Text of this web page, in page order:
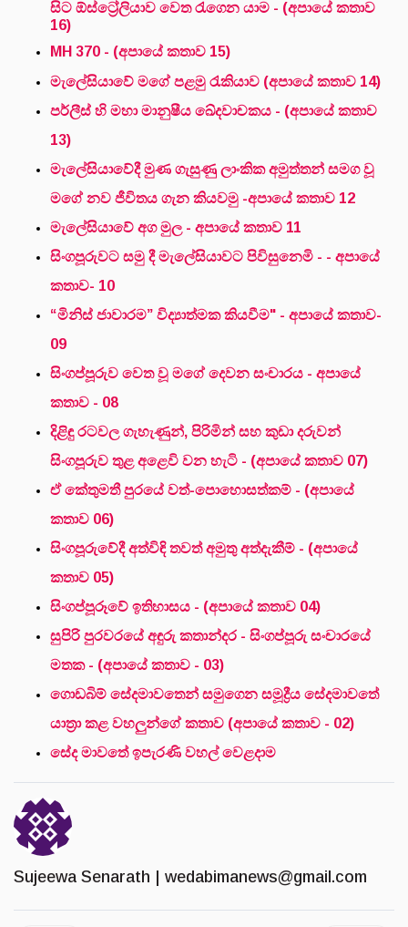
සිට ඕස්ට්‍රේලියාව වෙත රැගෙන යාම - (අපායේ කතාව
16)
MH 370 - (අපායේ කතාව 15)
මැලේසියාවේ මගේ පළමු රැකියාව (අපායේ කතාව 14)
පර්ලීස් හි මහා මානුෂීය ඛේදවාචකය - (අපායේ කතාව
13)
මැලේසියාවේදී මුණ ගැසුණු ලාංකික අමුත්තන් සමග වූ
මගේ නව ජීවිතය ගැන කියවමු -අපායේ කතාව 12
මැලේසියාවේ අග මුල - අපායේ කතාව 11
සිංගපූරුවට සමු දී මැලේසියාවට පිවිසුනෙමි - - අපායේ
කතාව- 10
“මිනිස් ජාවාරම” විද්‍යාත්මක කියවීම" - අපායේ කතාව-
09
සිංගප්පූරුව වෙත වූ මගේ දෙවන සංචාරය - අපායේ
කතාව - 08
දිළිඳු රටවල ගැහැණුන්, පිරිමින් සහ කුඩා දරුවන්
සිංගපූරුව තුළ අළෙවි වන හැටි - (අපායේ කතාව 07)
ඒ කේතුමතී පුරයේ වත්-පොහොසත්කම් - (අපායේ
කතාව 06)
සිංගපූරුවේදී අත්විඳි තවත් අමුතු අත්දැකීම් - (අපායේ
කතාව 05)
සිංගප්පූරූවේ ඉතිහාසය - (අපායේ කතාව 04)
සුපිරි පුරවරයේ අඳුරු කතාන්දර - සිංගප්පූරු සංචාරයේ
මතක - (අපායේ කතාව - 03)
ගොඩබිම් සේදමාවතෙන් සමුගෙන සමූද්‍රීය සේදමාවතේ
යාත්‍රා කළ වහලුන්ගේ කතාව (අපායේ කතාව - 02)
සේද මාවතේ ඉපැරණි වහල් වෙළදාම
Sujeewa Senarath | wedabimanews@gmail.com